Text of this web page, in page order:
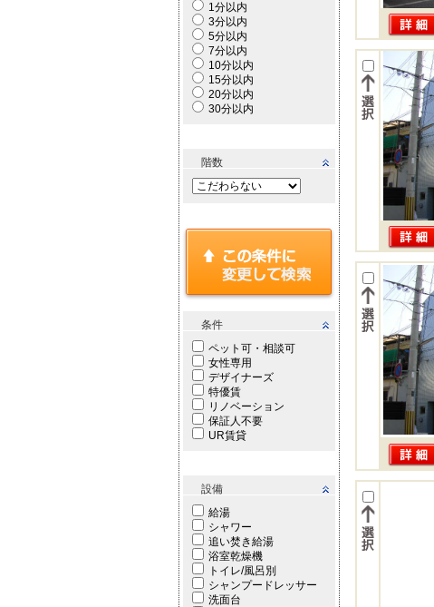
1分以内
3分以内
5分以内
7分以内
10分以内
15分以内
20分以内
30分以内
階数
条件
ペット可・相談可
女性専用
デザイナーズ
特優賃
リノベーション
保証人不要
UR賃貸
設備
給湯
シャワー
追い焚き給湯
浴室乾燥機
トイレ/風呂別
シャンプードレッサー
洗面台